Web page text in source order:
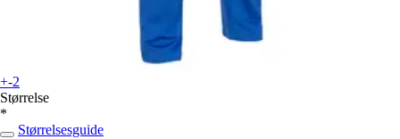
+-2
Størrelse
*
Størrelsesguide